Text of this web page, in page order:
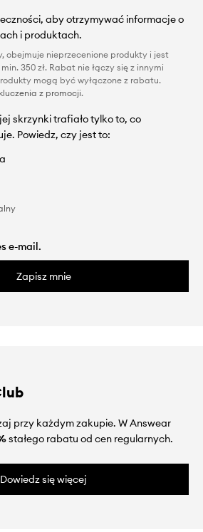
aby otrzymywać informacje o
i produktach.
obejmuje nieprzecenione produkty i jest
350 zł. Rabat nie łączy się z innymi
mogą być wyłączone z rabatu.
z promocji.
skrzynki trafiało tylko to, co
Powiedz, czy jest to:
Zapisz mnie
przy każdym zakupie. W Answear
stałego rabatu od cen regularnych.
Dowiedz się więcej